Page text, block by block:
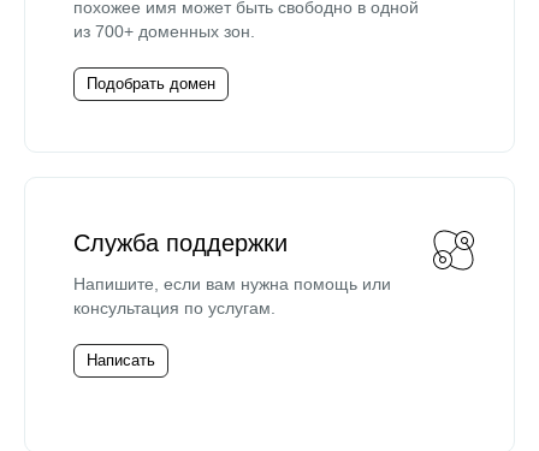
похожее имя может быть свободно в одной
из 700+ доменных зон.
Подобрать домен
Служба поддержки
Напишите, если вам нужна помощь или
консультация по услугам.
Написать